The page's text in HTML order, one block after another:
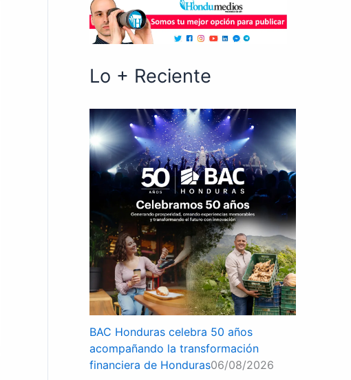
Lo + Reciente
BAC Honduras celebra 50 años
acompañando la transformación
financiera de Honduras06/08/2026